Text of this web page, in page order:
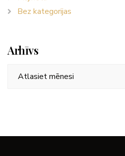
Bez kategorijas
Arhīvs